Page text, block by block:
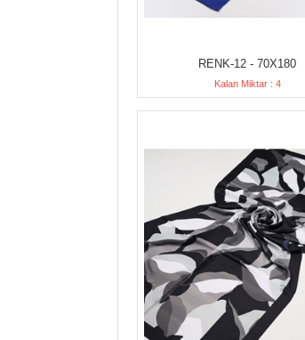
RENK-12 - 70X180
Kalan Miktar : 4